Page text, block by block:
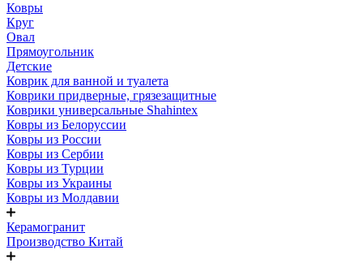
Ковры
Круг
Овал
Прямоугольник
Детские
Коврик для ванной и туалета
Коврики придверные, грязезащитные
Коврики универсальные Shahintex
Ковры из Белоруссии
Ковры из России
Ковры из Сербии
Ковры из Турции
Ковры из Украины
Ковры из Молдавии
Керамогранит
Производство Китай